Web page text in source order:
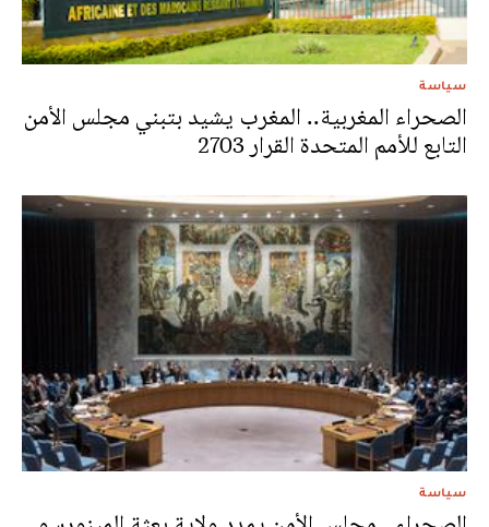
سياسة
الصحراء المغربية.. المغرب يشيد بتبني مجلس الأمن
التابع للأمم المتحدة القرار 2703
سياسة